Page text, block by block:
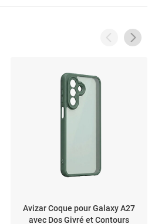
Avizar Coque pour Galaxy A27
avec Dos Givré et Contours